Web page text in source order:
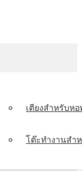
เตียงสำหรับหอ
โต๊ะทำงานสำ